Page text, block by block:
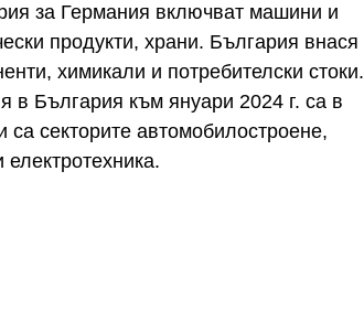
за Германия включват машини и
продукти, храни. България внася
химикали и потребителски стоки.
в България към януари 2024 г. са в
секторите автомобилостроене,